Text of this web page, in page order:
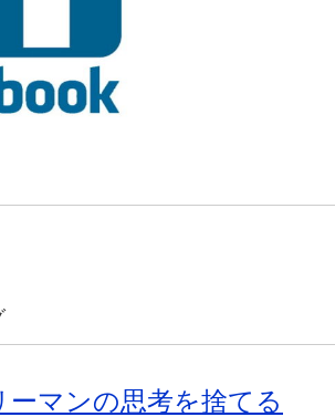
ーマンの思考を捨てる